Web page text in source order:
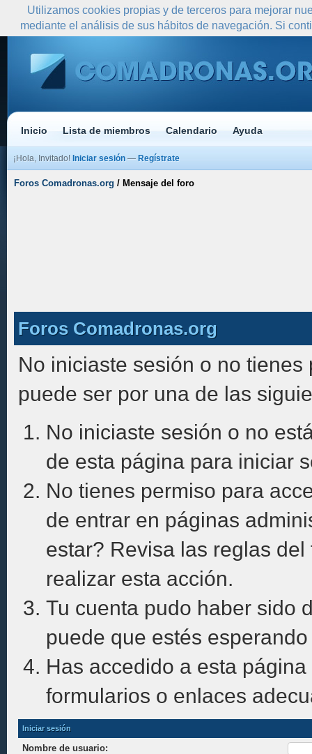
Inicio Lista de miembros Calendario Ayuda
¡Hola, Invitado! Iniciar sesión — Regístrate
Foros Comadronas.org / Mensaje del foro
Foros Comadronas.org
No iniciaste sesión o no
puede ser por una de las
No iniciaste sesión o no
de esta página para iniciar
No tienes permiso para
de entrar en páginas
estar? Revisa las reglas
realizar esta acción.
Tu cuenta pudo haber sido
puede que estés
Has accedido a esta
formularios o enlaces
Iniciar sesión
Nombre de usuario:
Utilizamos cookies propias y de terceros para mejorar
mediante el análisis de sus hábitos de navegación. Si